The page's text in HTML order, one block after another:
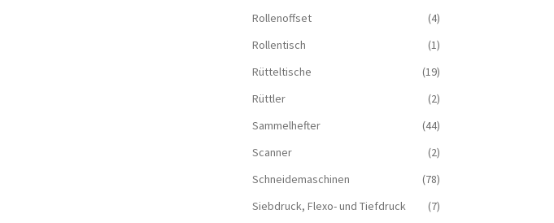
Rollenoffset
(4)
Rollentisch
(1)
Rütteltische
(19)
Rüttler
(2)
Sammelhefter
(44)
Scanner
(2)
Schneidemaschinen
(78)
Siebdruck, Flexo- und Tiefdruck
(7)